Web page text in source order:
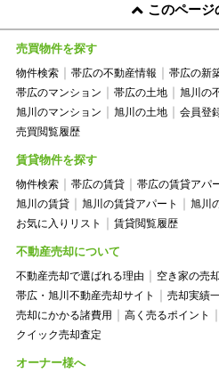
このページ
売買物件を探す
物件検索 帯広の不動産情報 帯広の新
帯広のマンション
帯広の土地 旭川の
旭川のマンション
旭川の土地 会員登
売買閲覧履歴
賃貸物件を探す
物件検索 帯広の賃貸 帯広の賃貸アパ
旭川の賃貸
旭川の賃貸アパート
旭川
お気に入りリスト
賃貸閲覧履歴
不動産売却について
不動産売却で選ばれる理由
空き家の売
帯広・旭川不動産売却サイト
売却実績
売却にかかる諸費用
高く売るポイント
クイック売却査定
オーナー様へ